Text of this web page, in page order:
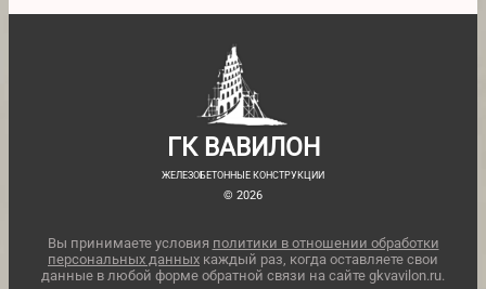
ГК ВАВИЛОН
ЖЕЛЕЗОБЕТОННЫЕ КОНСТРУКЦИИ
© 2026
Вы принимаете условия политики в отношении обработки
персональных данных каждый раз, когда оставляете свои
данные в любой форме обратной связи на сайте gkvavilon.ru.